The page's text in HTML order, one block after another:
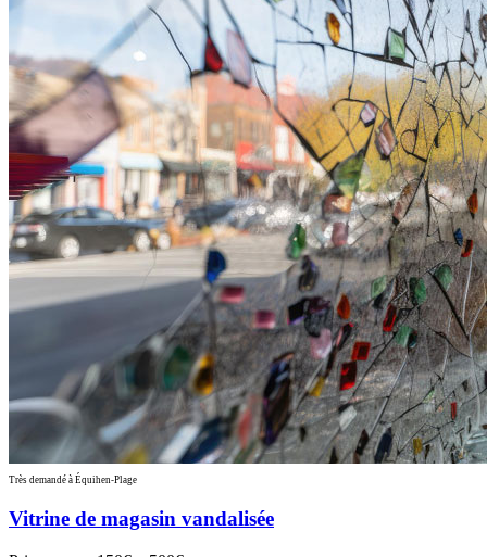
Très demandé à Équihen-Plage
Vitrine de magasin vandalisée